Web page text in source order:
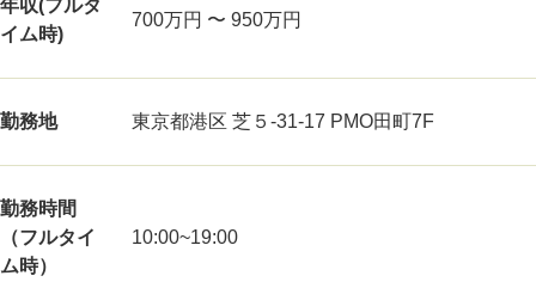
年収(フルタ
イム時)
700万円 〜 950万円
勤務地 東京都港区 芝５-31-17 PMO田町7F
勤務時間
（フルタイ
ム時）
10:00~19:00